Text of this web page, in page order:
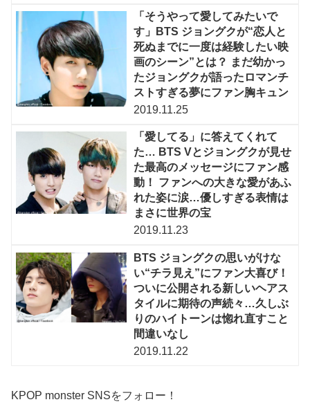
「そうやって愛してみたいで
す」BTS ジョングクが“恋人と
死ぬまでに一度は経験したい映
画のシーン”とは？ まだ幼かっ
たジョングクが語ったロマンチ
ストすぎる夢にファン胸キュン
2019.11.25
「愛してる」に答えてくれて
た… BTS Vとジョングクが見せ
た最高のメッセージにファン感
動！ ファンへの大きな愛があふ
れた姿に涙…優しすぎる表情は
まさに世界の宝
2019.11.23
BTS ジョングクの思いがけな
い“チラ見え”にファン大喜び！
ついに公開される新しいヘアス
タイルに期待の声続々…久しぶ
りのハイトーンは惚れ直すこと
間違いなし
2019.11.22
KPOP monster SNSをフォロー！